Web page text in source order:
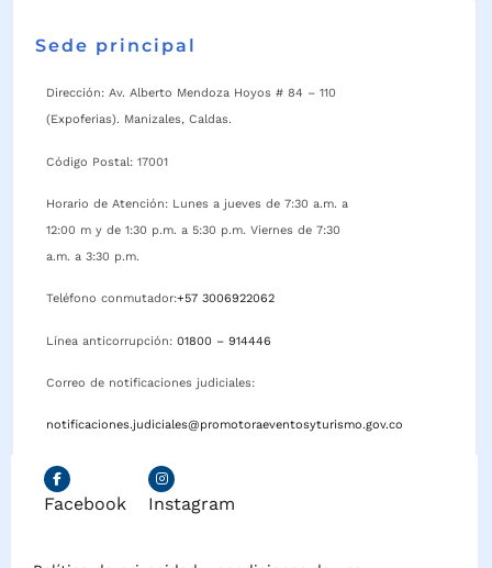
Sede principal
Dirección: Av. Alberto Mendoza Hoyos # 84 – 110
(Expoferias). Manizales, Caldas.
Código Postal: 17001
Horario de Atención: Lunes a jueves de 7:30 a.m. a
12:00 m y de 1:30 p.m. a 5:30 p.m. Viernes de 7:30
a.m. a 3:30 p.m.
Teléfono conmutador:+57 3006922062
Línea anticorrupción: 01800 – 914446
Correo de notificaciones judiciales:
notificaciones.judiciales@promotoraeventosyturismo.gov.co
Facebook Instagram